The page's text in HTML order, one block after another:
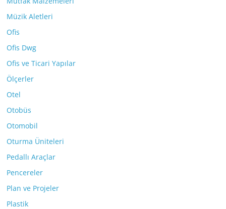
Müzik Aletleri
Ofis
Ofis Dwg
Ofis ve Ticari Yapılar
Ölçerler
Otel
Otobüs
Otomobil
Oturma Üniteleri
Pedallı Araçlar
Pencereler
Plan ve Projeler
Plastik